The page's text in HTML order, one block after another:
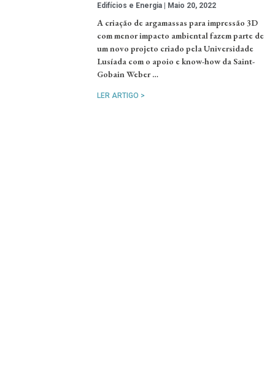
Edifícios e Energia Maio 20, 2022
A criação de argamassas para impressão 3D
com menor impacto ambiental fazem parte de
um novo projeto criado pela Universidade
Lusíada com o apoio e know-how da Saint-
Gobain Weber …
LER ARTIGO >